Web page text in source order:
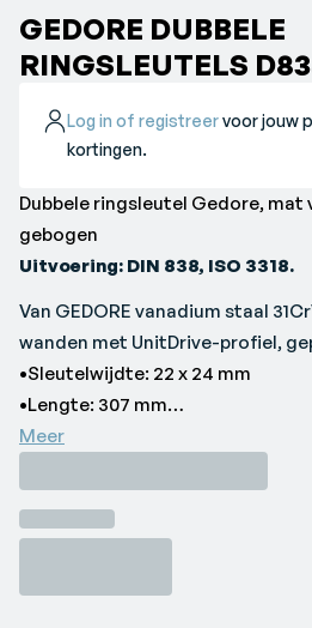
GEDORE DUBBELE
RINGSLEUTELS
Log in of registreervoor jouw
kortingen.
Dubbele ringsleutel Gedore, mat
gebogen
Uitvoering: DIN 838, ISO 3318.
Van GEDORE vanadium staal
wanden met UnitDrive-profiel,
•Sleutelwijdte: 22 x 24 mm
•Lengte: 307 mm
•Ringdikte: 14,3 x 14,4 mm
Meer